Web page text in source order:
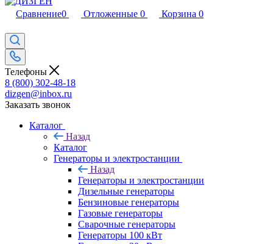
Сравнение0 Отложенные 0 Корзина 0
Телефоны
8 (800) 302-48-18
dizgen@inbox.ru
Заказать звонок
Каталог
Назад
Каталог
Генераторы и электростанции
Назад
Генераторы и электростанции
Дизельные генераторы
Бензиновые генераторы
Газовые генераторы
Сварочные генераторы
Генераторы 100 кВт